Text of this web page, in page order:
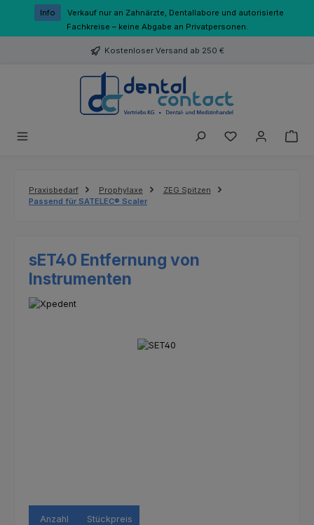
Zum Hauptinhalt springen
Info
Verkauf nur an Zahnärzte, Dentallabore und autorisierte
Fachkreise – keine Abgabe an Privatpersonen.
Kostenloser Versand ab 250 €
Du hast 0
Praxisbedarf Prophylaxe
ZEG Spitzen
Passend für SATELEC® Scaler
sET40 Entfernung von
Instrumenten
Bildergalerie überspringen
Anzahl Stückpreis